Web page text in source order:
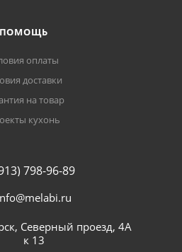
ПОМОЩЬ
оплаты
доставки
на товар
кухонь
798-96-89
Северный проезд, 4А
к 13